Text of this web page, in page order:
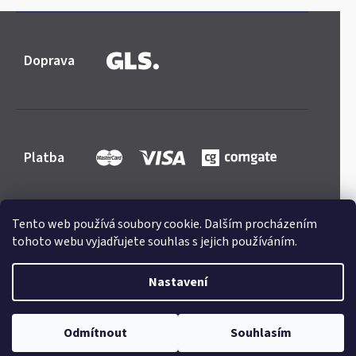
Tento web používá soubory cookie. Dalším procházením
tohoto webu vyjadřujete souhlas s jejich používáním.
Nastavení
Odmítnout Souhlasím
Doprava
Platba
Shoptet |mime digital
Mercedes-store.com
vyhrazena.Upravit nastavení cookies
Odstoupit od smlouvy